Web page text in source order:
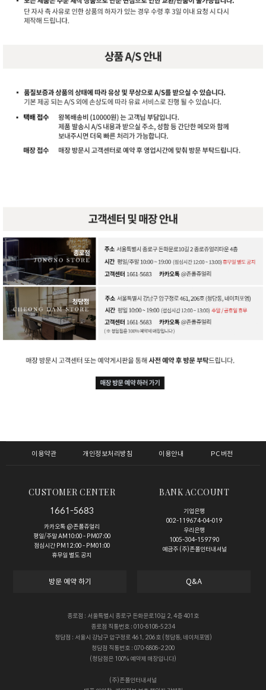
이용약관 개인정보처리방침 이용안내 PC버전
CUSTOMER CENTER
1661-5683
카카오톡 @존폴쥬얼리
평일/주말 AM10:00 - PM07:00
점심시간 PM12:00 - PM01:00
휴무일 별도 공지
BANK ACCOUNT
기업은행
002-119674-04-019
우리은행
1005-304-159790
예금주 (주)존폴인터내셔널
방문 예약 하기 Q&A
종로점 : 서울특별시 종로구 돈화문로10길 2, 4층 401호
종로점 직통번호 : 010-8108-5234
청담점 : 서울시 강남구 압구정로 461, 206호 (청담동, 네이처포엠)
청담점 직통번호 : 070-8808-2200
(청담점은 100% 예약제 매장입니다)
(주)존폴인터내셔널